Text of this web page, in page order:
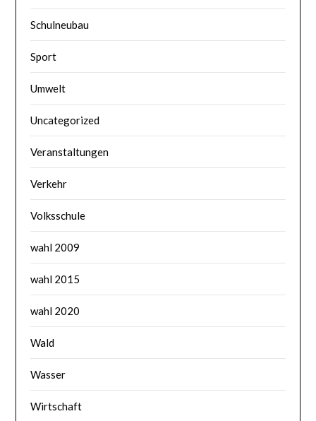
Schulneubau
Sport
Umwelt
Uncategorized
Veranstaltungen
Verkehr
Volksschule
wahl 2009
wahl 2015
wahl 2020
Wald
Wasser
Wirtschaft